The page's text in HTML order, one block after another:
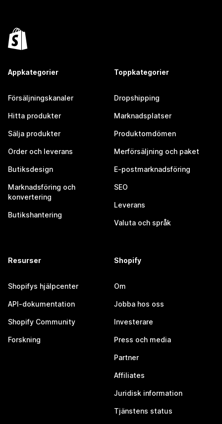
Appkategorier
Försäljningskanaler
Hitta produkter
Sälja produkter
Order och leverans
Butiksdesign
Marknadsföring och
konvertering
Butikshantering
Toppkategorier
Dropshipping
Marknadsplatser
Produktomdömen
Merförsäljning och paket
E-postmarknadsföring
SEO
Leverans
Valuta och språk
Resurser
Shopifys hjälpcenter
API-dokumentation
Shopify Community
Forskning
Shopify
Om
Jobba hos oss
Investerare
Press och media
Partner
Affiliates
Juridisk information
Tjänstens status